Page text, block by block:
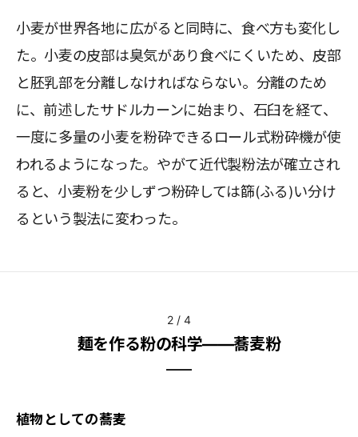
小麦が世界各地に広がると同時に、食べ方も変化し
た。小麦の皮部は臭気があり食べにくいため、皮部
と胚乳部を分離しなければならない。分離のため
に、前述したサドルカーンに始まり、石臼を経て、
一度に多量の小麦を粉砕できるロール式粉砕機が使
われるようになった。やがて近代製粉法が確立され
ると、小麦粉を少しずつ粉砕しては篩(ふる)い分け
るという製法に変わった。
2 / 4
麺を作る粉の科学――蕎麦粉
植物としての蕎麦